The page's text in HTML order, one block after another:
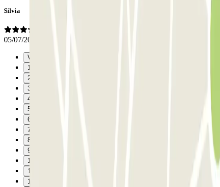
Silvia
05/07/2026
Vorige
1
2
3
4
5
6
7
8
9
10
11
12